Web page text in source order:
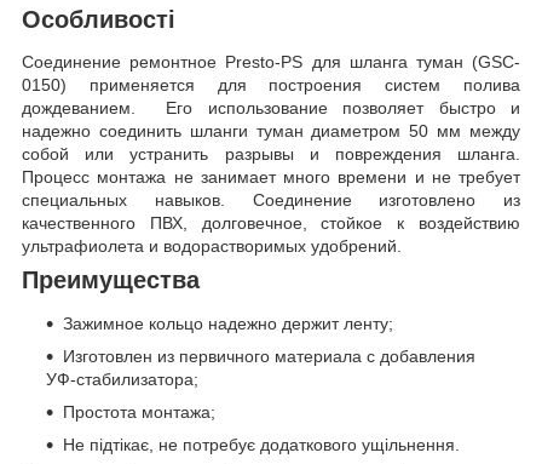
Особливості
Соединение ремонтное Presto-PS для шланга туман (GSC-
0150) применяется для построения систем полива
дождеванием. Его использование позволяет быстро и
надежно соединить шланги туман диаметром 50 мм между
собой или устранить разрывы и повреждения шланга.
Процесс монтажа не занимает много времени и не требует
специальных навыков. Соединение изготовлено из
качественного ПВХ, долговечное, стойкое к воздействию
ультрафиолета и водорастворимых удобрений.
Преимущества
Зажимное кольцо надежно держит ленту;
Изготовлен из первичного материала с добавления
УФ-стабилизатора;
Простота монтажа;
Не підтікає, не потребує додаткового ущільнення.